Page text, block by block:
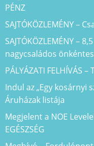
PÉNZ
SAJTÓKÖZLEMÉNY –
SAJTÓKÖZLEMÉNY –
nagycsaládos
PÁLYÁZATI FELHÍVÁS –
Indul az „Egy kosárnyi
Áruházak listája
Megjelent a NOE
EGÉSZSÉG